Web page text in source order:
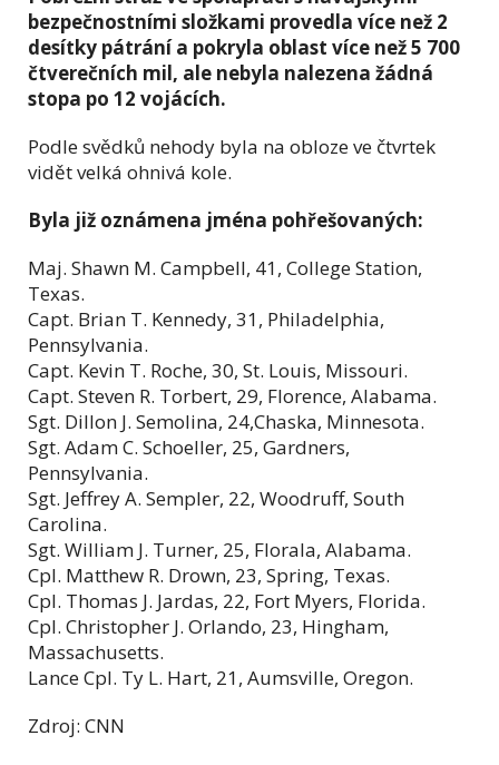
bezpečnostními složkami provedla více než 2
desítky pátrání a pokryla oblast více než 5 700
čtverečních mil, ale nebyla nalezena žádná
stopa po 12 vojácích.
Podle svědků nehody byla na obloze ve čtvrtek
vidět velká ohnivá kole.
Byla již oznámena jména pohřešovaných:
Maj. Shawn M. Campbell, 41, College Station,
Texas.
Capt. Brian T. Kennedy, 31, Philadelphia,
Pennsylvania.
Capt. Kevin T. Roche, 30, St. Louis, Missouri.
Capt. Steven R. Torbert, 29, Florence, Alabama.
Sgt. Dillon J. Semolina, 24,Chaska, Minnesota.
Sgt. Adam C. Schoeller, 25, Gardners,
Pennsylvania.
Sgt. Jeffrey A. Sempler, 22, Woodruff, South
Carolina.
Sgt. William J. Turner, 25, Florala, Alabama.
Cpl. Matthew R. Drown, 23, Spring, Texas.
Cpl. Thomas J. Jardas, 22, Fort Myers, Florida.
Cpl. Christopher J. Orlando, 23, Hingham,
Massachusetts.
Lance Cpl. Ty L. Hart, 21, Aumsville, Oregon.
Zdroj: CNN